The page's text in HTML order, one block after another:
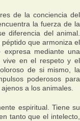
de la conciencia del
la fuerza de la
diferencia del animal.
que armoniza el
mediante una
vive en el respeto y el
de si mismo, la
poderosos para
a los animales.
espiritual. Tiene su
tanto que el intelecto,